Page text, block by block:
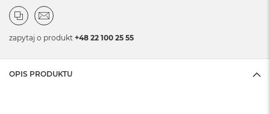
zapytaj o produkt +48 22 100 25 55
OPIS PRODUKTU